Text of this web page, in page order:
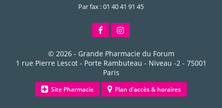
Par fax : 01 40 41 91 45
© 2026 - Grande Pharmacie du Forum
1 rue Pierre Lescot - Porte Rambuteau - Niveau -2- 75001
Paris
Site Pharmacie Plan d'accès & horaires